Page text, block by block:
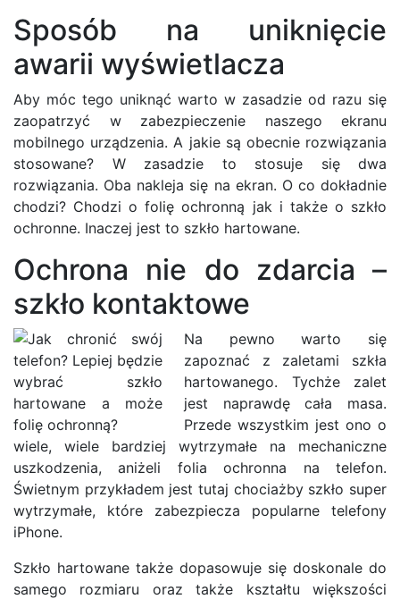
Sposób na uniknięcie
awarii wyświetlacza
Aby móc tego uniknąć warto w zasadzie od razu się
zaopatrzyć w zabezpieczenie naszego ekranu
mobilnego urządzenia. A jakie są obecnie rozwiązania
stosowane? W zasadzie to stosuje się dwa
rozwiązania. Oba nakleja się na ekran. O co dokładnie
chodzi? Chodzi o folię ochronną jak i także o szkło
ochronne. Inaczej jest to szkło hartowane.
Ochrona nie do zdarcia –
szkło kontaktowe
Na pewno warto się
zapoznać z zaletami szkła
hartowanego. Tychże zalet
jest naprawdę cała masa.
Przede wszystkim jest ono o
wiele, wiele bardziej wytrzymałe na mechaniczne
uszkodzenia, aniżeli folia ochronna na telefon.
Świetnym przykładem jest tutaj chociażby szkło super
wytrzymałe, które zabezpiecza popularne telefony
iPhone.
Szkło hartowane także dopasowuje się doskonale do
samego rozmiaru oraz także kształtu większości